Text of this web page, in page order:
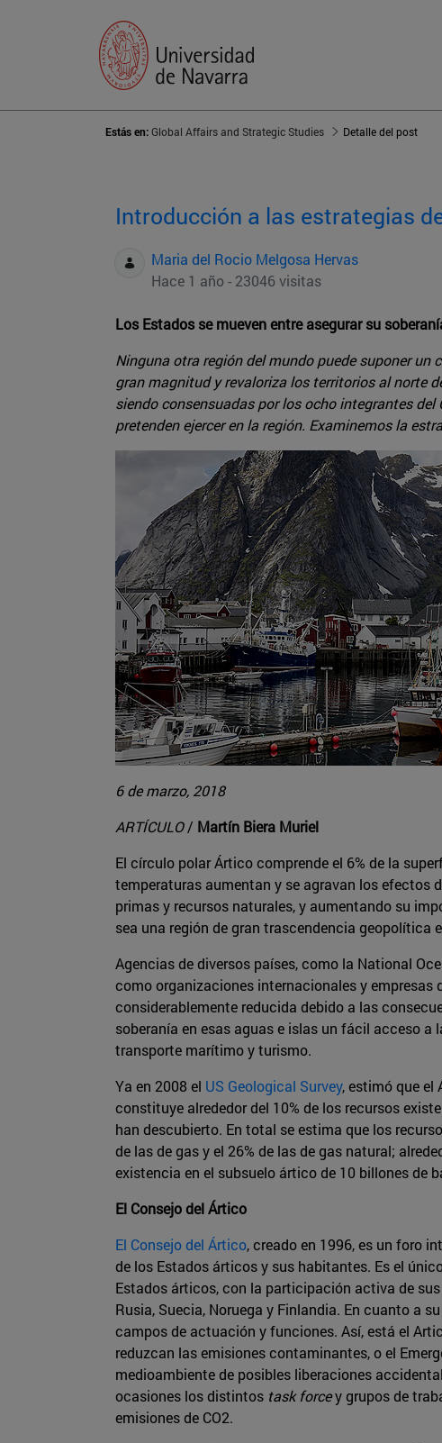
Estás en:Global Affairs and Strategic Studies Detalle del post
Introducción a las estrategias
Maria del Rocio Melgosa Hervas
Hace 1 año - 23046 visitas
Los Estados se mueven entre asegurar su
Ninguna otra región del mundo puede suponer
gran magnitud y revaloriza los territorios al norte
siendo consensuadas por los ocho integrantes
pretenden ejercer en la región. Examinemos la
6 de marzo, 2018
ARTÍCULO/ Martín Biera Muriel
El círculo polar Ártico comprende el 6% de la
temperaturas aumentan y se agravan los efectos
primas y recursos naturales, y aumentando su
sea una región de gran trascendencia geopolítica
Agencias de diversos países, como la National
como organizaciones internacionales y
considerablemente reducida debido a las
soberanía en esas aguas e islas un fácil acceso
transporte marítimo y turismo.
Ya en 2008 el US Geological Survey, estimó que el
constituye alrededor del 10% de los recursos
han descubierto. En total se estima que los
de las de gas y el 26% de las de gas natural;
existencia en el subsuelo ártico de 10 billones de
El Consejo del Ártico
El Consejo del Ártico, creado en 1996, es un foro
de los Estados árticos y sus habitantes. Es el
Estados árticos, con la participación activa de
Rusia, Suecia, Noruega y Finlandia. En cuanto a
campos de actuación y funciones. Así, está el
reduzcan las emisiones contaminantes, o el
medioambiente de posibles liberaciones
ocasiones los distintos task forcey grupos de
emisiones de CO2.